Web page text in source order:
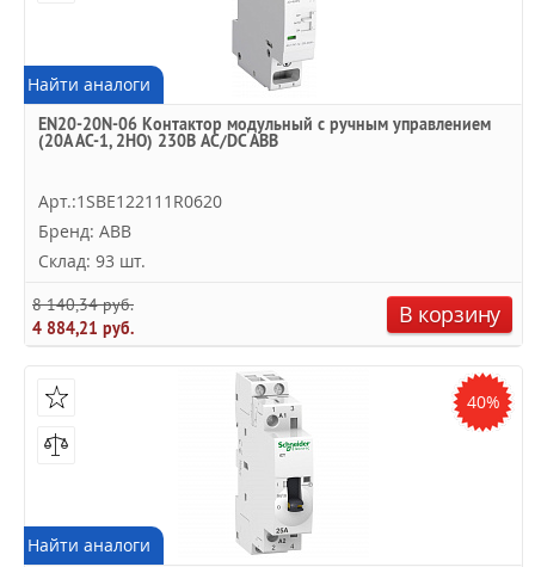
Найти аналоги
EN20-20N-06 Контактор модульный с ручным управлением
(20А АС-1, 2НО) 230В AC/DC ABB
Арт.:1SBE122111R0620
Бренд: ABB
Склад: 93 шт.
8 140,34 руб.
4 884,21 руб.
В корзину
40%
Найти аналоги